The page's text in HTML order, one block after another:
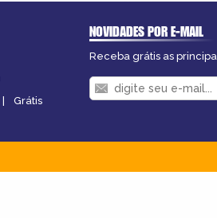
| Grátis
NOVIDADES POR E-MAIL
Receba grátis as